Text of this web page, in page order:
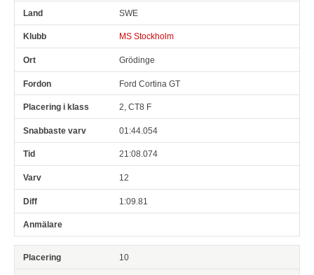
SWE
MS Stockholm
Grödinge
Ford Cortina GT
2, CT8 F
01:44.054
21:08.074
12
1:09.81
10